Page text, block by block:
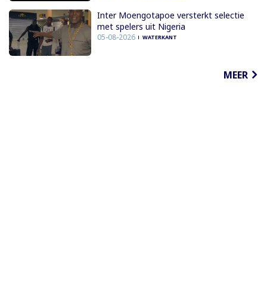
Inter Moengotapoe versterkt selectie
met spelers uit Nigeria
05-08-2026 WATERKANT
MEER